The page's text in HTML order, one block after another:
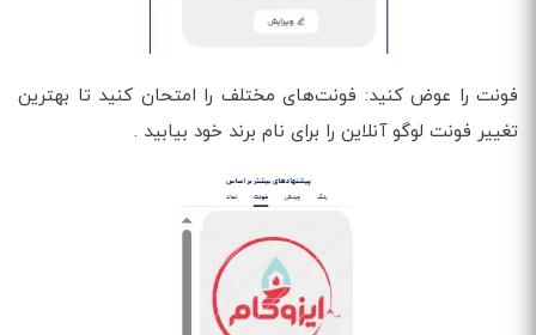
فونت را عوض کنید: فونت‌های مختلف را امتحان کنید تا بهترین
تغییر فونت لوگو آنلاین را برای نام برند خود بیابید .